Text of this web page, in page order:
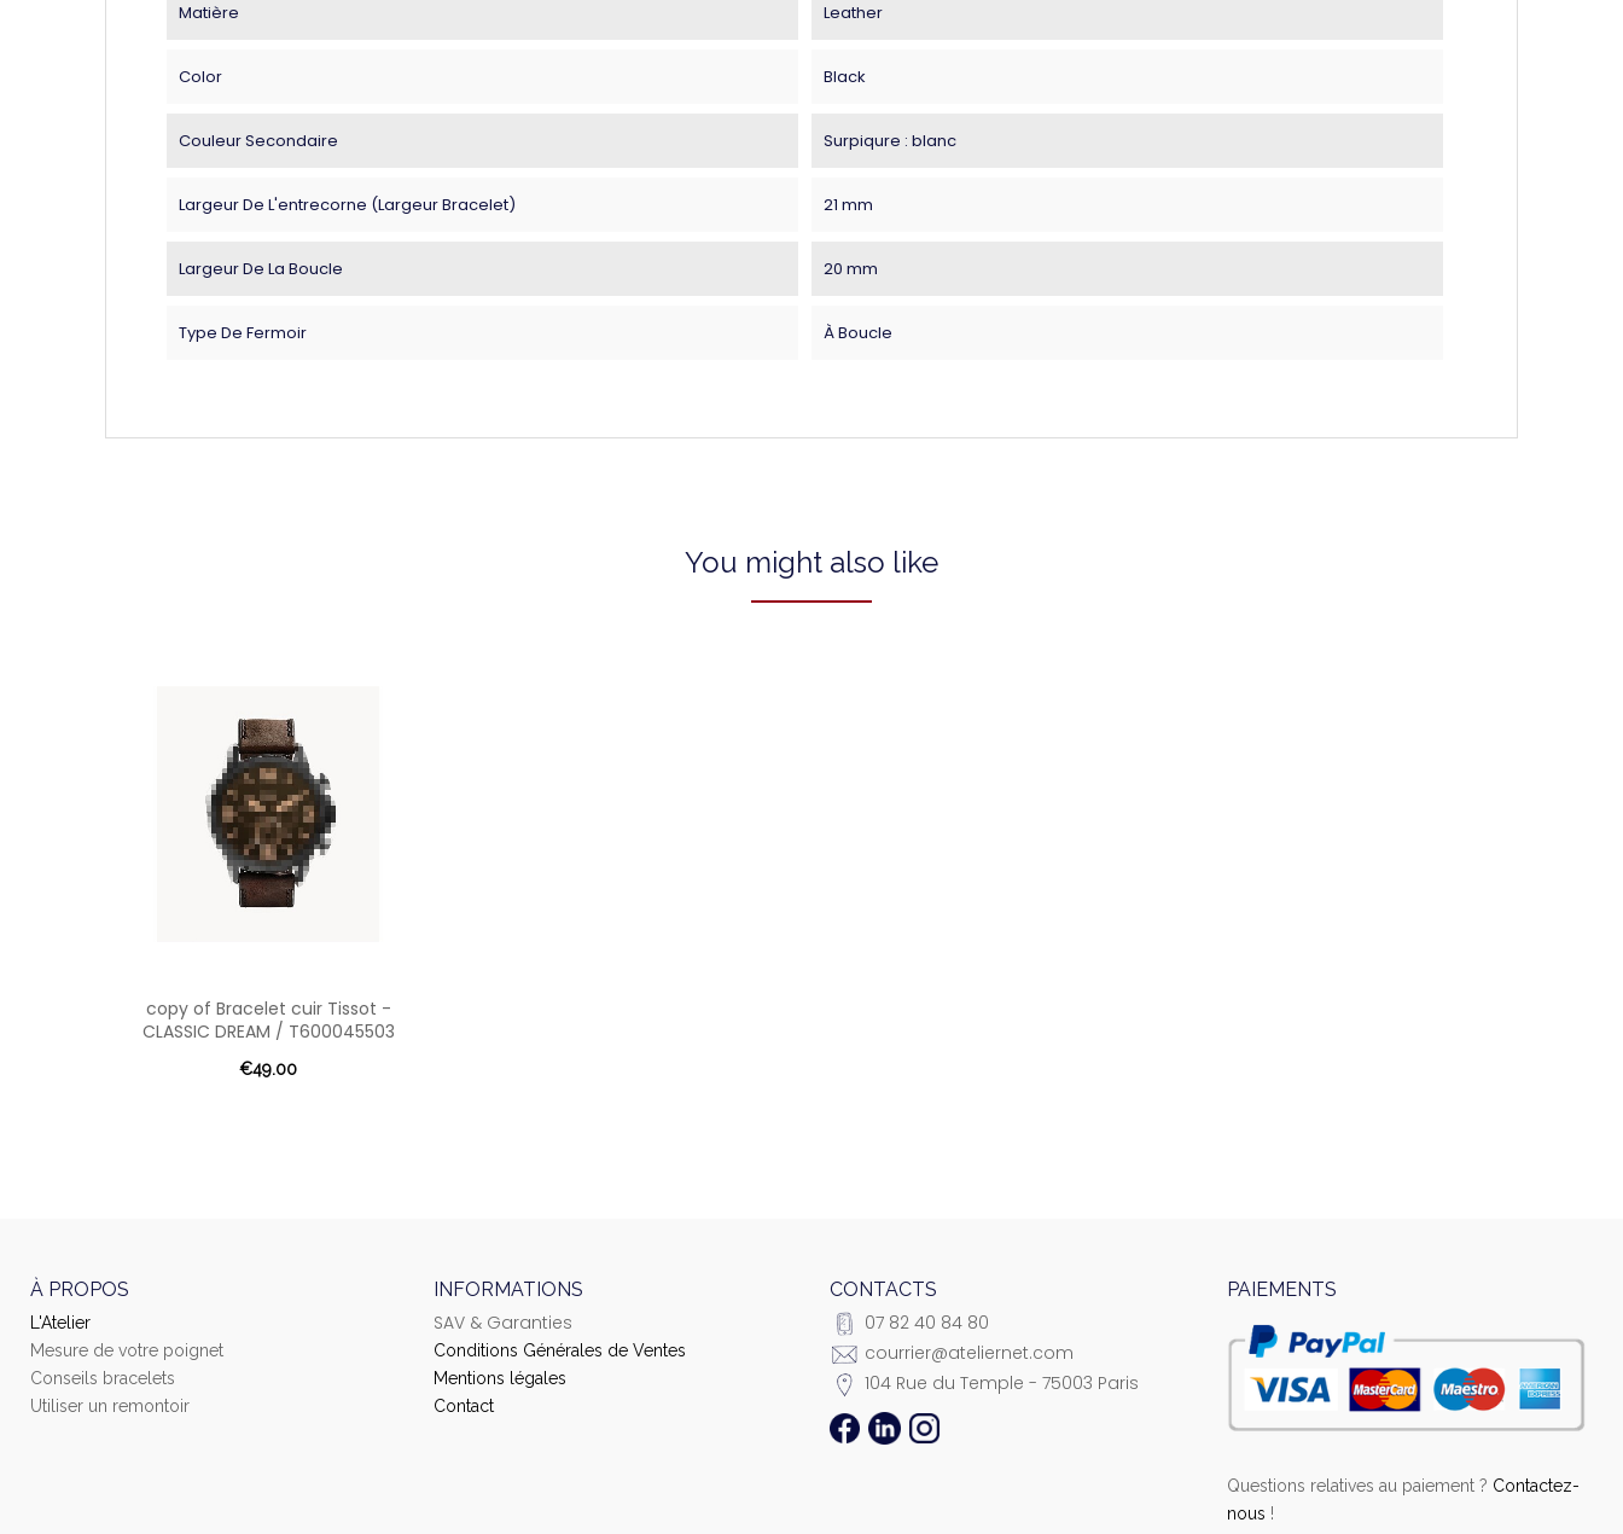
Matière Leather
Color Black
Couleur Secondaire Surpiqure : blanc
Largeur De L'entrecorne (largeur Bracelet) 21 mm
Largeur De La Boucle 20 mm
Type De Fermoir À Boucle
You might also like
copy of Bracelet cuir Tissot -
CLASSIC DREAM / T600045503
€49.00
À PROPOS
L'Atelier
Mesure de votre poignet
Conseils bracelets
Utiliser un remontoir
INFORMATIONS
SAV & Garanties
Conditions Générales de Ventes
Mentions légales
Contact
CONTACTS
07 82 40 84 80
courrier@ateliernet.com
104 Rue du Temple - 75003 Paris
PAIEMENTS
Questions relatives au paiement ? Contactez-
nous !